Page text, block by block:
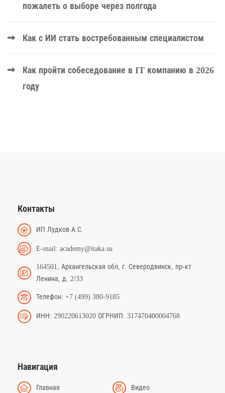
пожалеть о выборе через полгода
Как с ИИ стать востребованным специалистом
Как пройти собеседование в IT компанию в 2026
году
Контакты
ИП Лудков А.С.
E-mail: academy@itaka.su
164501, Архангельская обл, г. Северодвинск, пр-кт
Ленина, д. 2/33
Телефон: +7 (499) 380-9185
ИНН: 290220613020 ОГРНИП: 317470400004768
Навигация
Главная Видео